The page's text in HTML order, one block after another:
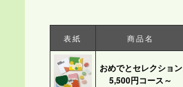
表紙 商品名
おめでとセレクション
5,500円コース～